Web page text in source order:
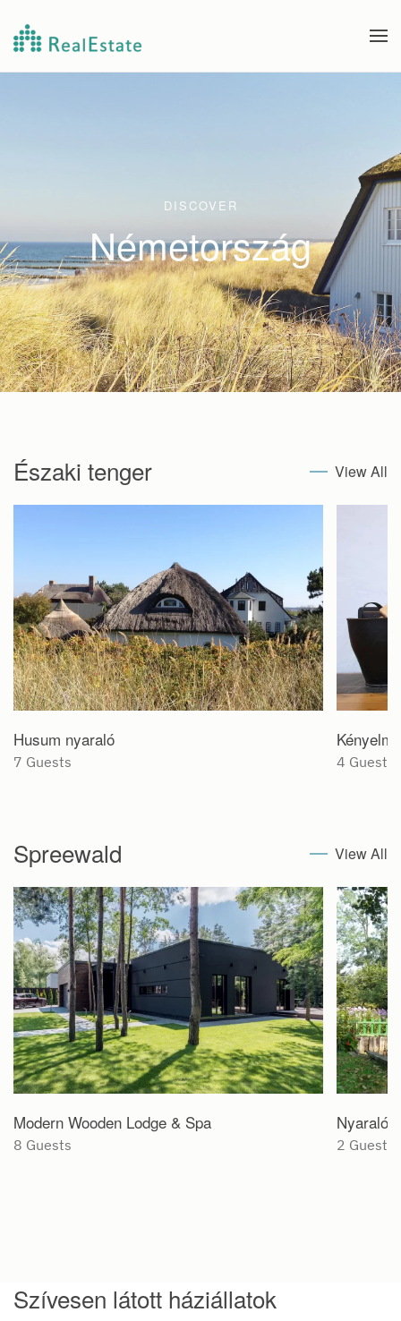
Skip to main content
DISCOVER
Németország
Északi tenger View All
Husum nyaraló
7 Guests 4 Guests
Spreewald View All
Modern Wooden Lodge & Spa
8 Guests
Nyaraló
2 Guests
Szívesen látott háziállatok